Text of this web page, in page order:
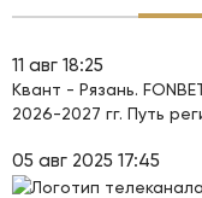
11 авг 18:25
Квант - Рязань.
2026-2027 гг. Путь
05 авг 2025 17:45